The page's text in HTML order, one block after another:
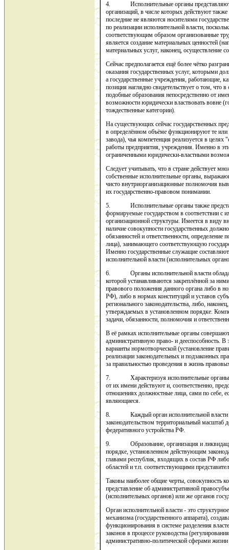
4. Исполнительные органы представляют
организаций, в числе которых действуют
последние не являются носителями
по реализации исполнительной власти,
соответствующим образом организованные
является создание материальных ценностей
материальных услуг, наконец, осуществление
Сейчас предполагается ещё более чётко
оказания государственных услуг, которыми
а государственные учреждения, работающие,
позиция наглядно свидетельствует о том, что
подобные образования непосредственно от
возможности юридически властвовать вовне
тождественные категории).
На существующих сейчас государственных
в определённом объёме функционируют те или
завода), чья компетенция реализуется в целях
работы предприятия, учреждения. Именно в
ограниченными юридически-властными
Следует учитывать, что в стране действует
собственные исполнительные органы,
чисто внутриорганизационные полномочия
их государственно-правовом понимании.
5. Исполнительные органы также
формируемые государством в соответствии с
организационной структуры. Имеется в виду
наличие совокупности государственных
обязанностей и ответственности,
лица), занимающего соответствующую
Именно государственные служащие
исполнительной власти (исполнительных
6. Органы исполнительной власти
которой устанавливаются закреплённой за
правового положения данного органа либо в
РФ), либо в нормах конституций и уставов
регионального законодательства, либо,
утверждаемых в установленном порядке.
задачи, обязанности, полномочия и
В её рамках исполнительные органы
административную право- и дееспособность.
варианты нормотворческой (установление
реализации законодательных и подзаконных
за правильностью проведения в жизнь
7. Характеризуя исполнительные органы в
от их имени действуют и, соответственно,
отношениях должностные лица, сами по себе,
являющиеся.
8. Каждый орган исполнительной власти
законодательством территориальный масштаб
федеративного устройства РФ.
9. Образование, организация и
порядке, установленном действующим
главами республик, входящих в состав РФ
областей и т.п. соответствующими
Таковы наиболее общие черты, совокупность
представление об административной
(исполнительных органов) или же органов
Орган исполнительной власти - это
механизма (государственного аппарата),
функционирования в системе разделения
законов в процессе руководства
административно-политической сферами